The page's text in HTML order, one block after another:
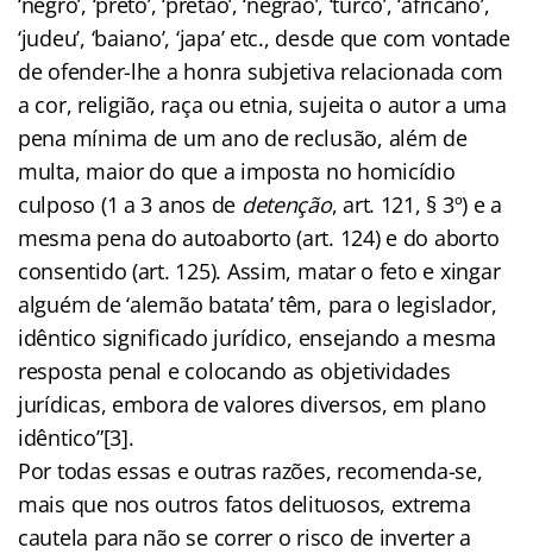
‘judeu’, ‘baiano’, ‘japa’ etc., desde que com vontade
de ofender-lhe a honra subjetiva relacionada com
a cor, religião, raça ou etnia, sujeita o autor a uma
pena mínima de um ano de reclusão, além de
multa, maior do que a imposta no homicídio
culposo (1 a 3 anos de detenção, art. 121, § 3º) e a
mesma pena do autoaborto (art. 124) e do aborto
consentido (art. 125). Assim, matar o feto e xingar
alguém de ‘alemão batata’ têm, para o legislador,
idêntico significado jurídico, ensejando a mesma
resposta penal e colo­cando as objetividades
jurídicas, embora de valores diversos, em plano
idêntico”[3].
Por todas essas e outras razões, recomenda-se,
mais que nos outros fatos delituosos, extrema
cautela para não se correr o risco de inverter a